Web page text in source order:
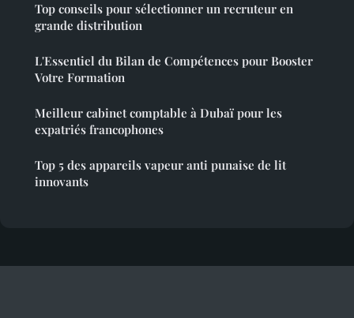
Top conseils pour sélectionner un recruteur en
grande distribution
L'Essentiel du Bilan de Compétences pour Booster
Votre Formation
Meilleur cabinet comptable à Dubaï pour les
expatriés francophones
Top 5 des appareils vapeur anti punaise de lit
innovants